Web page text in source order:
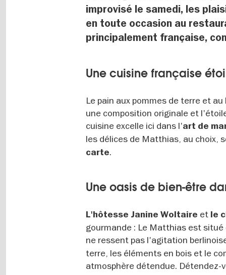
improvisé le samedi, les
en toute occasion au
principalement française,
Une cuisine française
Le pain aux pommes de terre et
une composition originale et
cuisine excelle ici dans l'art de
les délices de Matthias, au choix,
carte.
Une oasis de bien-être
L'hôtesse Janine Woltaire et le
gourmande : Le Matthias est
ne ressent pas l'agitation
terre, les éléments en bois et le
atmosphère détendue. Détendez-